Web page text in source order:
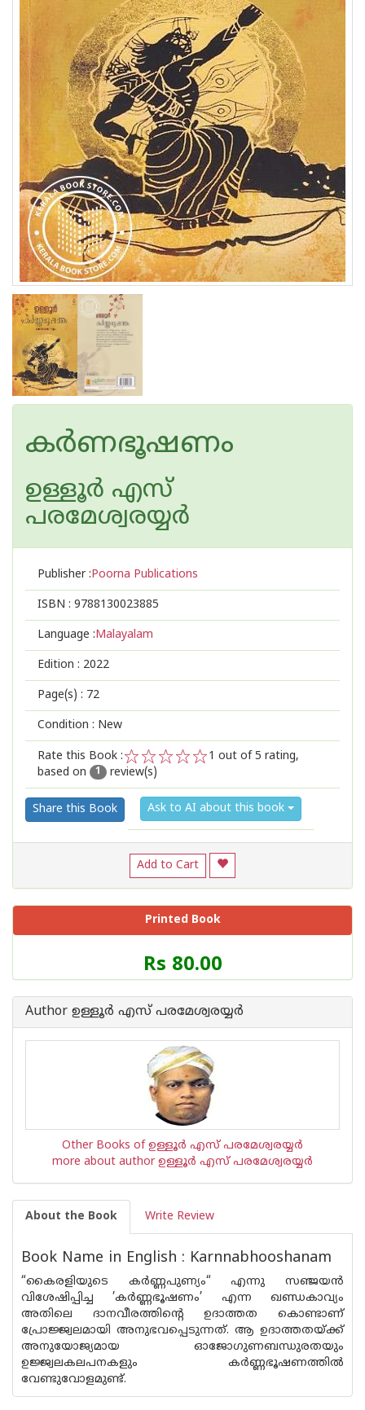
കർണഭൂഷണം
ഉള്ളൂര്‍ എസ്
പരമേശ്വരയ്യര്‍
Publisher :Poorna Publications
ISBN : 9788130023885
Language :Malayalam
Edition : 2022
Page(s) : 72
Condition : New
Rate this Book :
2
1
1 out of 5 rating,
based on
1 review(s)
Share this Book Ask to AI about this book
Add to Cart
Printed Book
Price
of
Book
Rs 80.00
Author ഉള്ളൂര്‍ എസ് പരമേശ്വരയ്യര്‍
Other Books of ഉള്ളൂര്‍ എസ് പരമേശ്വരയ്യര്‍
more about author ഉള്ളൂര്‍ എസ് പരമേശ്വരയ്യര്‍
About the Book Write Review
Book Name in English : Karnnabhooshanam
“കൈരളിയുടെ കർണ്ണപുണ്യം“ എന്നു സഞ്ജയൻ
വിശേഷിപ്പിച്ച ’കർണ്ണഭൂഷണം’ എന്ന ഖണ്ഡകാവ്യം
അതിലെ ദാനവീരത്തിന്റെ ഉദാത്തത കൊണ്ടാണ്
പ്രോജ്ജ്വലമായി അനുഭവപ്പെടുന്നത്. ആ ഉദാത്തതയ്ക്ക്
അനുയോജ്യമായ ഓജോഗുണബന്ധുരതയും
ഉജ്ജ്വലകലപനകളും കർണ്ണഭൂഷണത്തിൽ
വേണ്ടുവോളമുണ്ട്.